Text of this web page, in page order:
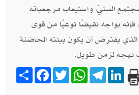
السنيّ، واستيعاب مرجعياته
فإنه يواجه نقيضًا نوعيًا من قوى
يفترض أن يكون بيئته الحاضنة
نهجه لزمن طويل.
Share
FacebookTwitter
WhatsApp
Telegram
LinkedIn